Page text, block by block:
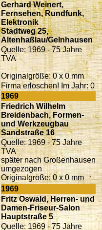
Gerhard Weinert,
Fernsehen, Rundfunk,
Elektronik
Stadtweg 25,
Altenhaßlau/Gelnhausen
Quelle: 1969 - 75 Jahre
TVA
Originalgröße: 0 x 0 mm
Firma erloschen! Im Jahr: 0
1969
Friedrich Wilhelm
Breidenbach, Formen-
und Werkzeugbau
Sandstraße 16
Quelle: 1969 - 75 Jahre
TVA
später nach Großenhausen
umgezogen
Originalgröße: 0 x 0 mm
1969
Fritz Oswald, Herren- und
Damen-Friseur-Salon
Hauptstraße 5
Quelle: 1969 - 75 Jahre